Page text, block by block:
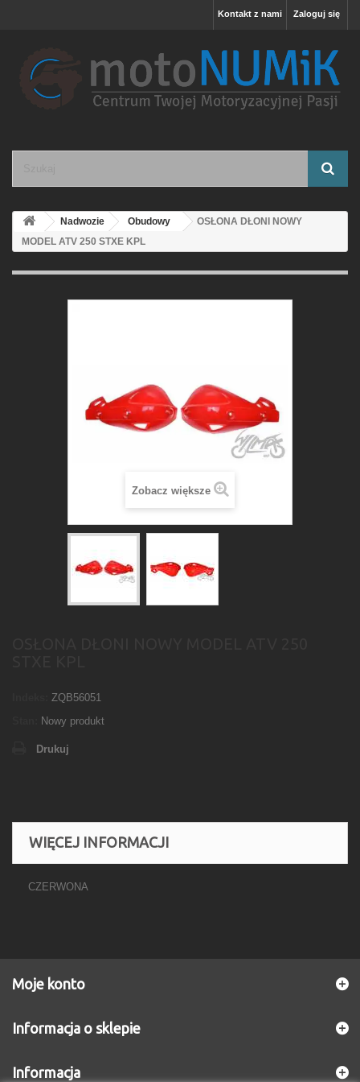
Zaloguj się
Kontakt z nami
Nadwozie Obudowy
OSŁONA DŁONI NOWY
MODEL ATV 250 STXE KPL
Zobacz większe
ZQB56051
Nowy produkt
Drukuj
WIĘCEJ INFORMACJI
CZERWONA
Moje konto
Informacja o sklepie
Informacja